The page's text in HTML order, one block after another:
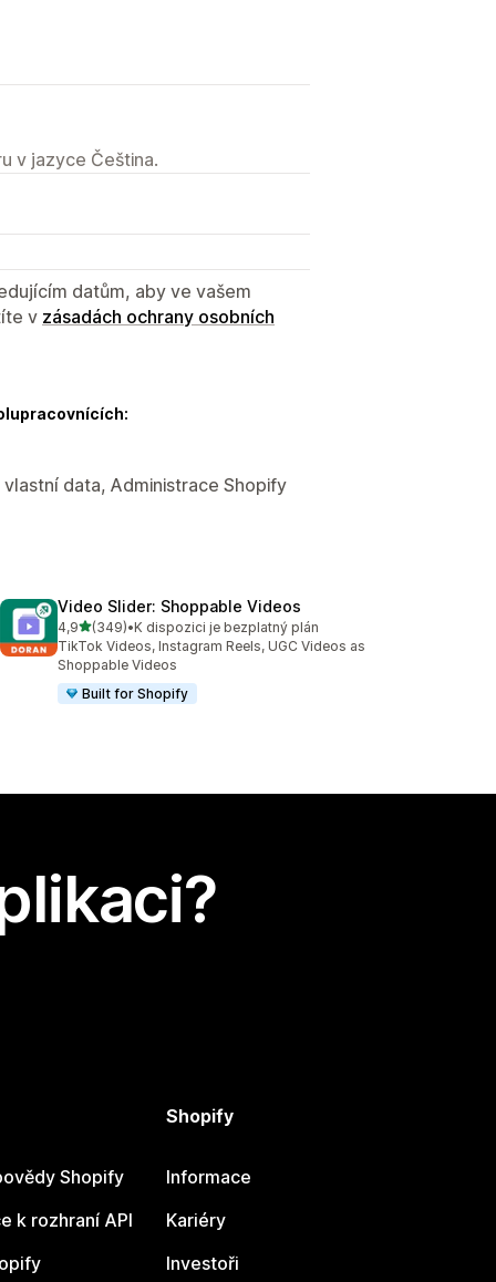
v jazyce Čeština.
datům, aby ve vašem
v zásadách ochrany osobních
data, Administrace Shopify
Video Slider: Shoppable Videos
4,9z 5 hvězd
(349)
Celkový počet recenzí: 349
•K dispozici je bezplatný plán
TikTok Videos, Instagram Reels, UGC Videos as
Shoppable Videos
Built for Shopify
Shopify
k rozhraní API
Shopify
Informace
Kariéry
Investoři